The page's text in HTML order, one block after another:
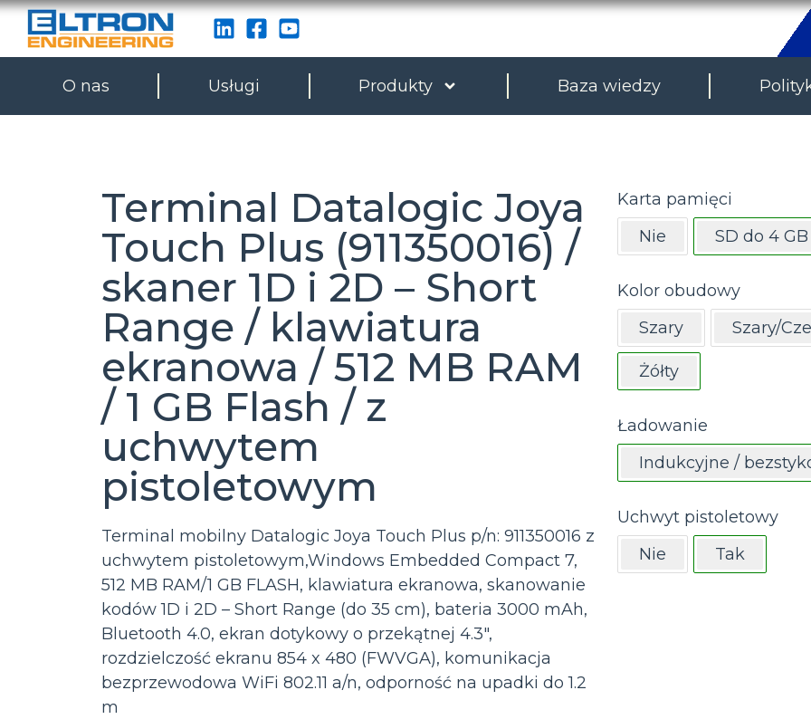
O nas Usługi Produkty Baza wiedzy
Terminal Datalogic Joya
Touch Plus (911350016) /
skaner 1D i 2D – Short
Range / klawiatura
ekranowa / 512 MB RAM
/ 1 GB Flash / z
uchwytem
pistoletowym
Terminal mobilny Datalogic Joya Touch Plus p/n: 911350016 z
uchwytem pistoletowym,Windows Embedded Compact 7,
512 MB RAM/1 GB FLASH, klawiatura ekranowa, skanowanie
kodów 1D i 2D – Short Range (do 35 cm), bateria 3000 mAh,
Bluetooth 4.0, ekran dotykowy o przekątnej 4.3″,
rozdzielczość ekranu 854 x 480 (FWVGA), komunikacja
bezprzewodowa WiFi 802.11 a/n, odporność na upadki do 1.2
m
Karta pamięci
Nie
SD do 4 GB
Kolor obudowy
Szary
Szary/
Żółty
Ładowanie
Indukcyjne /
Uchwyt pistoletowy
Nie
Tak